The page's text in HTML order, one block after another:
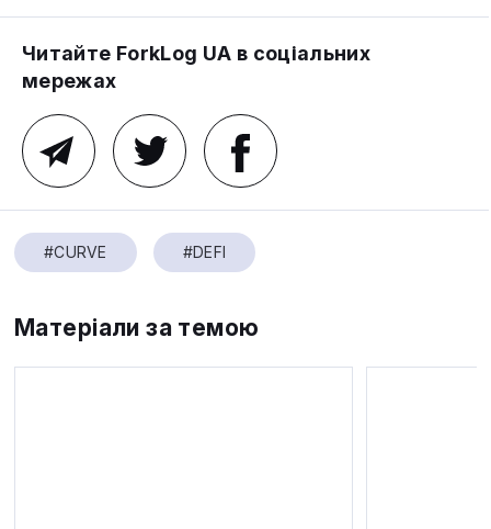
Читайте ForkLog UA в соціальних
мережах
#CURVE #DEFI
Матеріали за темою